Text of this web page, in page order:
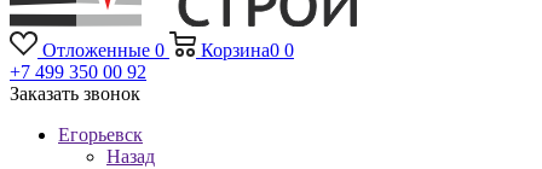
Отложенные 0 Корзина0 0
+7 499 350 00 92
Заказать звонок
Егорьевск
Назад